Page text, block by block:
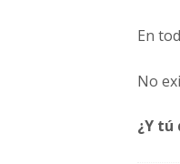
En
No
¿Y tú